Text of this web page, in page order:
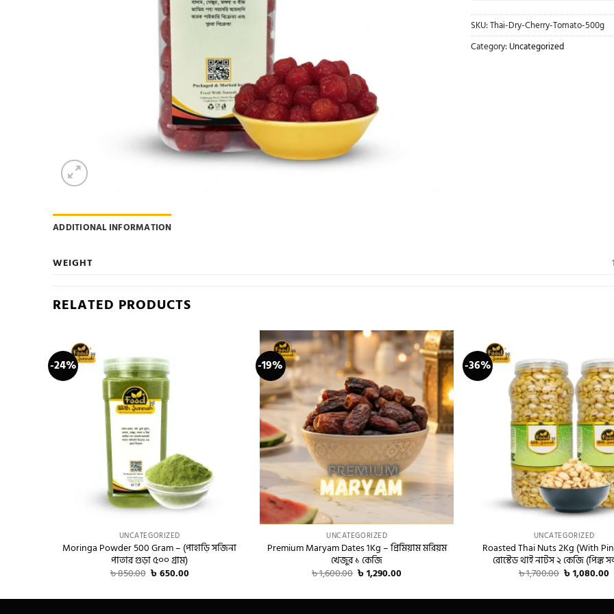
SKU:Thai-Dry-Cherry-Tomato-500g
Category: Uncategorized
ADDITIONAL INFORMATION
WEIGHT
RELATED PRODUCTS
-24%
UNCATEGORIZED
Moringa Powder 500 Gram – (পাহাড়ি সজিনা
পাতার গুড়া ৫০০ গ্রাম)
৳850.00 Original
৳ 850.00.
৳650.00Current
৳ 650.00.
-19%
+
UNCATEGORIZED
Premium Maryam Dates 1Kg – প্রিমিয়াম মরিয়ম
খেজুর ১ কেজি
৳1,600.00 Original
price
৳ 1,600.00.
৳1,290.00Current
৳ 1,290.00.
-36%
UNCATEGORIZED
Roasted Thai Nuts 2Kg (With
রোস্টেড থাই নাটস ২ কেজি (পিঙ্ক
৳1,700.00 Original
price
৳ 1,700.00.
৳1,080.00